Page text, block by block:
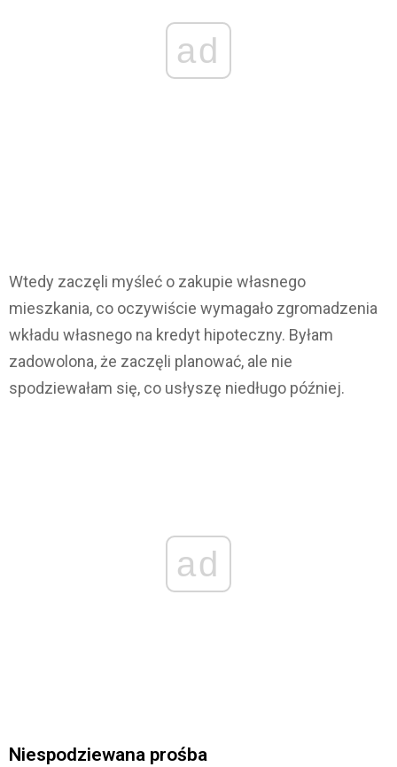
ad
Wtedy zaczęli myśleć o zakupie własnego
mieszkania, co oczywiście wymagało zgromadzenia
wkładu własnego na kredyt hipoteczny. Byłam
zadowolona, że zaczęli planować, ale nie
spodziewałam się, co usłyszę niedługo później.
ad
Niespodziewana prośba